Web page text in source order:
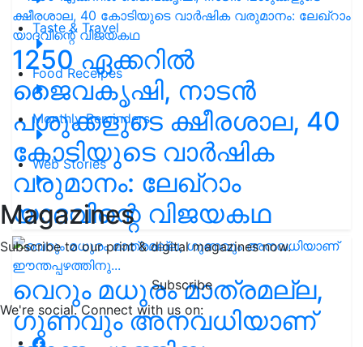
Taste & Travel
Food Receipes
Monthly Reminders
Web Stories
Magazines
Subscribe to our print & digital magazines now.
Subscribe
We're social. Connect with us on:
1250 ഏക്കറിൽ
ജൈവകൃഷി, നാടൻ
പശുക്കളുടെ ക്ഷീരശാല, 40
കോടിയുടെ വാർഷിക
വരുമാനം: ലേഖ്‌റാം
യാദവിന്റെ വിജയകഥ
വെറും മധുരം മാത്രമല്ല,
ഗുണവും അനവധിയാണ്